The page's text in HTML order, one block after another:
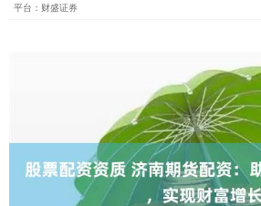
平台：财盛证券